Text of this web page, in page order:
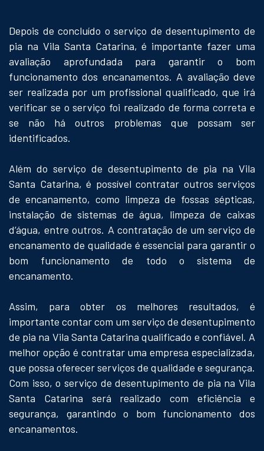
Depois de concluído o serviço de desentupimento de
pia na Vila Santa Catarina, é importante fazer uma
avaliação aprofundada para garantir o bom
funcionamento dos encanamentos. A avaliação deve
ser realizada por um profissional qualificado, que irá
verificar se o serviço foi realizado de forma correta e
se não há outros problemas que possam ser
identificados.
Além do serviço de desentupimento de pia na Vila
Santa Catarina, é possível contratar outros serviços
de encanamento, como limpeza de fossas sépticas,
instalação de sistemas de água, limpeza de caixas
d’água, entre outros. A contratação de um serviço de
encanamento de qualidade é essencial para garantir o
bom funcionamento de todo o sistema de
encanamento.
Assim, para obter os melhores resultados, é
importante contar com um serviço de desentupimento
de pia na Vila Santa Catarina qualificado e confiável. A
melhor opção é contratar uma empresa especializada,
que possa oferecer serviços de qualidade e segurança.
Com isso, o serviço de desentupimento de pia na Vila
Santa Catarina será realizado com eficiência e
segurança, garantindo o bom funcionamento dos
encanamentos.